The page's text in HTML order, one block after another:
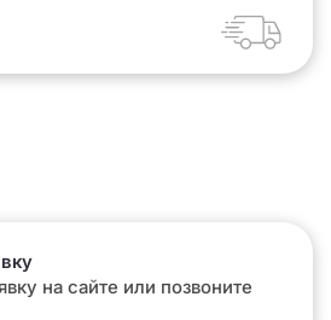
на сайте или позвоните